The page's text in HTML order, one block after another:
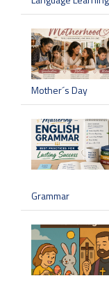
Mother´s Day
Grammar